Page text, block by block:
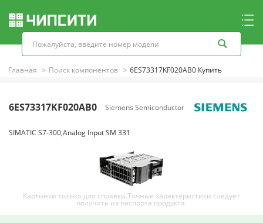
Главная Поиск компонентов 6ES73317KF020AB0 Купить
6ES73317KF020AB0 Siemens Semiconductor
SIMATIC S7-300,Analog Input SM 331
Картинки только для справки.Точные характеристики следует
получить из паспорта продукта.